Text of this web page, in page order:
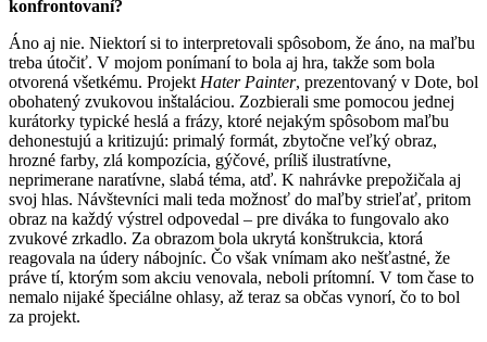
konfrontovaní?
Áno aj nie. Niektorí si to interpretovali spôsobom, že áno, na maľbu
treba útočiť. V mojom ponímaní to bola aj hra, takže som bola
otvorená všetkému. Projekt Hater Painter, prezentovaný v Dote, bol
obohatený zvukovou inštaláciou. Zozbierali sme pomocou jednej
kurátorky typické heslá a frázy, ktoré nejakým spôsobom maľbu
dehonestujú a kritizujú: primalý formát, zbytočne veľký obraz,
hrozné farby, zlá kompozícia, gýčové, príliš ilustratívne,
neprimerane naratívne, slabá téma, atď. K nahrávke prepožičala aj
svoj hlas. Návštevníci mali teda možnosť do maľby strieľať, pritom
obraz na každý výstrel odpovedal – pre diváka to fungovalo ako
zvukové zrkadlo. Za obrazom bola ukrytá konštrukcia, ktorá
reagovala na údery nábojníc. Čo však vnímam ako nešťastné, že
práve tí, ktorým som akciu venovala, neboli prítomní. V tom čase to
nemalo nijaké špeciálne ohlasy, až teraz sa občas vynorí, čo to bol
za projekt.